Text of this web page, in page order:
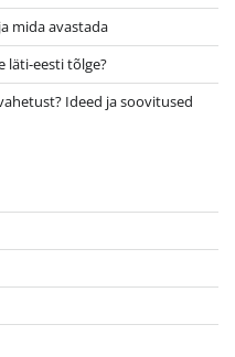
mida avastada
läti-eesti tõlge?
Ideed ja soovitused